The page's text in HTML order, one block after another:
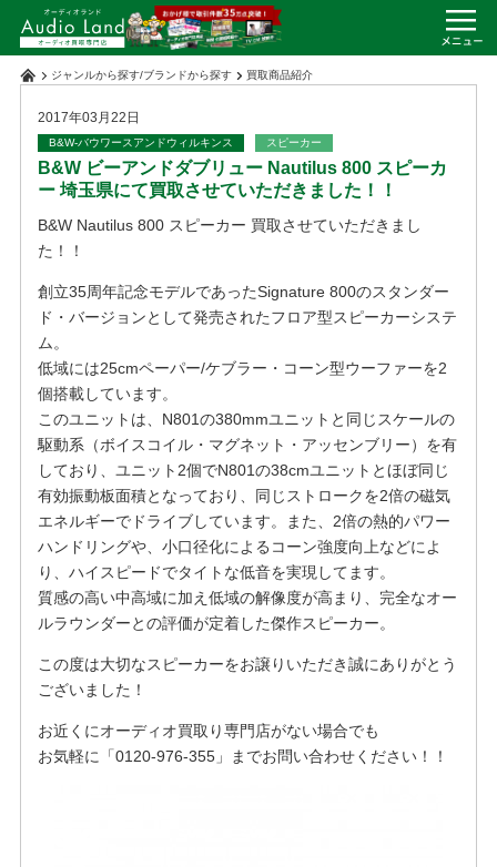
ジャンルから探す/ブランドから探す 買取商品紹介
2017年03月22日
B&W-バウワースアンドウィルキンス スピーカー
B&W ビーアンドダブリュー Nautilus 800 スピーカ
ー 埼玉県にて買取させていただきました！！
B&W Nautilus 800 スピーカー 買取させていただきまし
た！！
創立35周年記念モデルであったSignature 800のスタンダー
ド・バージョンとして発売されたフロア型スピーカーシステ
ム。
低域には25cmペーパー/ケブラー・コーン型ウーファーを2
個搭載しています。
このユニットは、N801の380mmユニットと同じスケールの
駆動系（ボイスコイル・マグネット・アッセンブリー）を有
しており、ユニット2個でN801の38cmユニットとほぼ同じ
有効振動板面積となっており、同じストロークを2倍の磁気
エネルギーでドライブしています。また、2倍の熱的パワー
ハンドリングや、小口径化によるコーン強度向上などによ
り、ハイスピードでタイトな低音を実現してます。
質感の高い中高域に加え低域の解像度が高まり、完全なオー
ルラウンダーとの評価が定着した傑作スピーカー。
この度は大切なスピーカーをお譲りいただき誠にありがとう
ございました！
お近くにオーディオ買取り専門店がない場合でも
お気軽に「0120-976-355」までお問い合わせください！！